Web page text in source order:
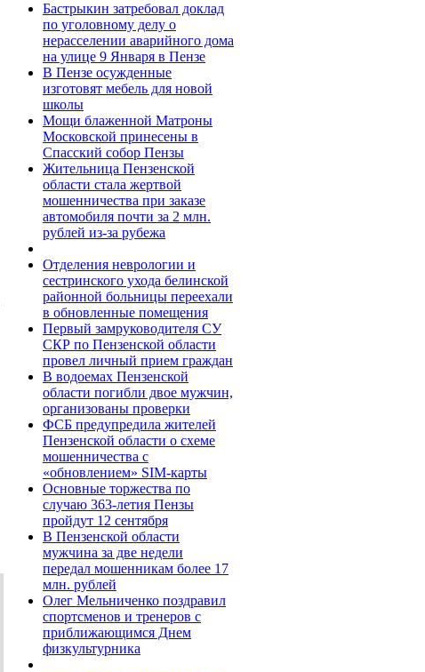
Бастрыкин затребовал доклад
по уголовному делу о
нерасселении аварийного дома
на улице 9 Января в Пензе
В Пензе осужденные
изготовят мебель для новой
школы
Мощи блаженной Матроны
Московской принесены в
Спасский собор Пензы
Жительница Пензенской
области стала жертвой
мошенничества при заказе
автомобиля почти за 2 млн.
рублей из-за рубежа
Отделения неврологии и
сестринского ухода белинской
районной больницы переехали
в обновленные помещения
Первый замруководителя СУ
СКР по Пензенской области
провел личный прием граждан
В водоемах Пензенской
области погибли двое мужчин,
организованы проверки
ФСБ предупредила жителей
Пензенской области о схеме
мошенничества c
«обновлением» SIM-карты
Основные торжества по
случаю 363-летия Пензы
пройдут 12 сентября
В Пензенской области
мужчина за две недели
передал мошенникам более 17
млн. рублей
Олег Мельниченко поздравил
спортсменов и тренеров с
приближающимся Днем
физкультурника